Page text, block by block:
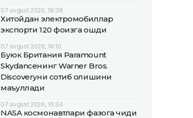
07 avgust 2026, 18:38
Хитойдан электромобиллар
экспорти 120 фоизга ошди
07 avgust 2026, 18:10
Буюк Британия Paramount
Skydanceнинг Warner Bros.
Discoveryни сотиб олишини
маъқуллади
07 avgust 2026, 16:34
NASA космонавтлари фазога чиқди